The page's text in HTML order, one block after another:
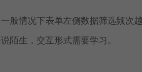
般情况下表单左侧数据筛选频次
陌生，交互形式需要学习。